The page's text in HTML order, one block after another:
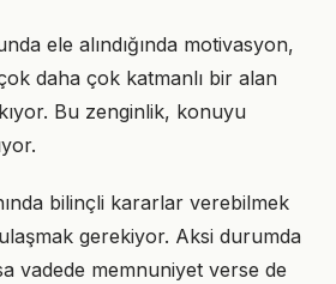
ele alındığında motivasyon,
daha çok katmanlı bir alan
Bu zenginlik, konuyu
bilinçli kararlar verebilmek
gerekiyor. Aksi durumda
vadede memnuniyet verse de